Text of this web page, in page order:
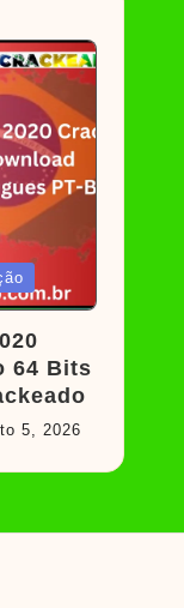
64 Bits
5, 2026